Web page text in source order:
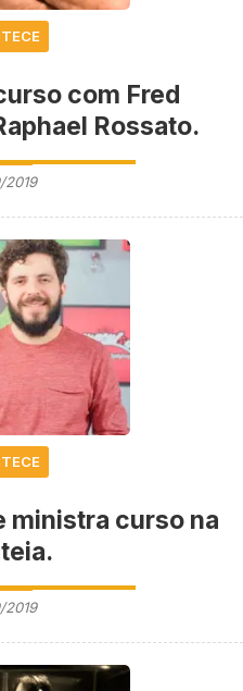
com Fred
Rossato.
2019
ministra curso na
2019